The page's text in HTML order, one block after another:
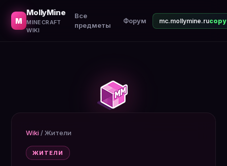
M
MollyMine
MINECRAFT
WIKI
Все
предметы
Форум mc.mollymine.ru
Wiki /Жители
ЖИТЕЛИ